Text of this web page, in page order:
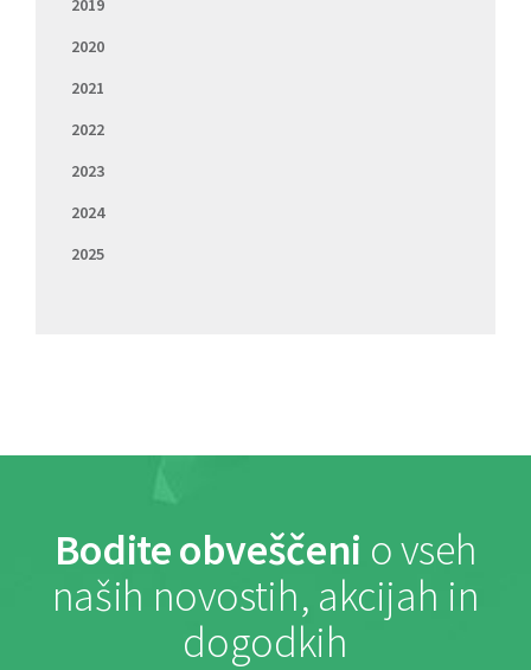
2019
2020
2021
2022
2023
2024
2025
Bodite obveščeni o vseh
naših novostih, akcijah in
dogodkih